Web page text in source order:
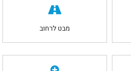
מבט לרחוב